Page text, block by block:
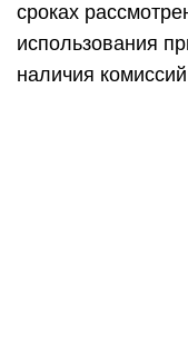
сроках
использования
наличия